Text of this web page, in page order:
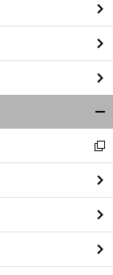
閉
る
新
し
い
ウ
ィ
ン
ド
ウ